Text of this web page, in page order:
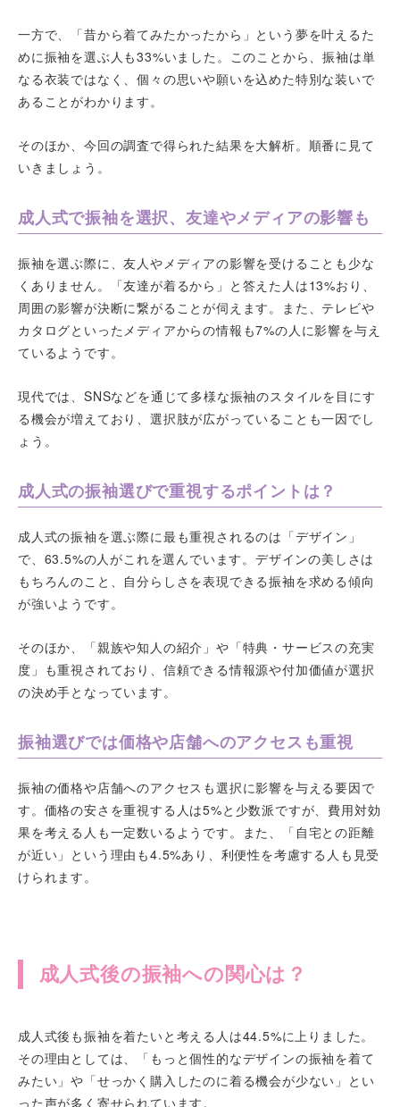
一方で、「昔から着てみたかったから」という夢を叶えるた
めに振袖を選ぶ人も33%いました。このことから、振袖は単
なる衣装ではなく、個々の思いや願いを込めた特別な装いで
あることがわかります。
そのほか、今回の調査で得られた結果を大解析。順番に見て
いきましょう。
成人式で振袖を選択、友達やメディアの影響も
振袖を選ぶ際に、友人やメディアの影響を受けることも少な
くありません。「友達が着るから」と答えた人は13%おり、
周囲の影響が決断に繋がることが伺えます。また、テレビや
カタログといったメディアからの情報も7%の人に影響を与え
ているようです。
現代では、SNSなどを通じて多様な振袖のスタイルを目にす
る機会が増えており、選択肢が広がっていることも一因でし
ょう。
成人式の振袖選びで重視するポイントは？
成人式の振袖を選ぶ際に最も重視されるのは「デザイン」
で、63.5%の人がこれを選んでいます。デザインの美しさは
もちろんのこと、自分らしさを表現できる振袖を求める傾向
が強いようです。
そのほか、「親族や知人の紹介」や「特典・サービスの充実
度」も重視されており、信頼できる情報源や付加価値が選択
の決め手となっています。
振袖選びでは価格や店舗へのアクセスも重視
振袖の価格や店舗へのアクセスも選択に影響を与える要因で
す。価格の安さを重視する人は5%と少数派ですが、費用対効
果を考える人も一定数いるようです。また、「自宅との距離
が近い」という理由も4.5%あり、利便性を考慮する人も見受
けられます。
成人式後の振袖への関心は？
成人式後も振袖を着たいと考える人は44.5%に上りました。
その理由としては、「もっと個性的なデザインの振袖を着て
みたい」や「せっかく購入したのに着る機会が少ない」とい
った声が多く寄せられています。